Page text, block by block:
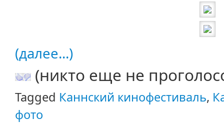
(далее...)
(никто еще не
Tagged Каннский кинофестиваль,
фото